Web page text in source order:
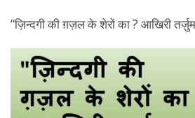
“ज़िन्दगी की ग़ज़ल के शेरों का ? आखिरी